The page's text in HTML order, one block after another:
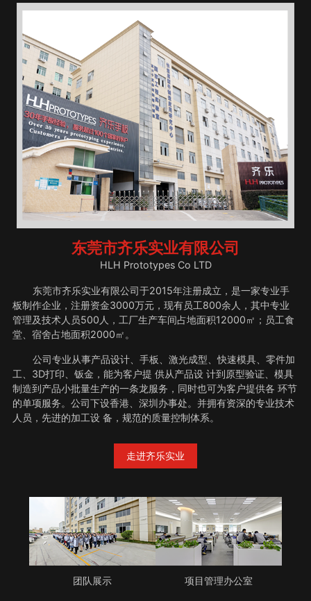
东莞市齐乐实业有限公司
HLH Prototypes Co LTD
东莞市齐乐实业有限公司于2015年注册成立，是一家专业手
板制作企业，注册资金3000万元，现有员工800余人，其中专业
管理及技术人员500人，工厂生产车间占地面积12000㎡；员工食
堂、宿舍占地面积2000㎡。
公司专业从事产品设计、手板、激光成型、快速模具、零件加
工、3D打印、钣金，能为客户提 供从产品设 计到原型验证、模具
制造到产品小批量生产的一条龙服务，同时也可为客户提供各 环节
的单项服务。公司下设香港、深圳办事处。并拥有资深的专业技术
人员，先进的加工设 备，规范的质量控制体系。
走进齐乐实业
团队展示 项目管理办公室